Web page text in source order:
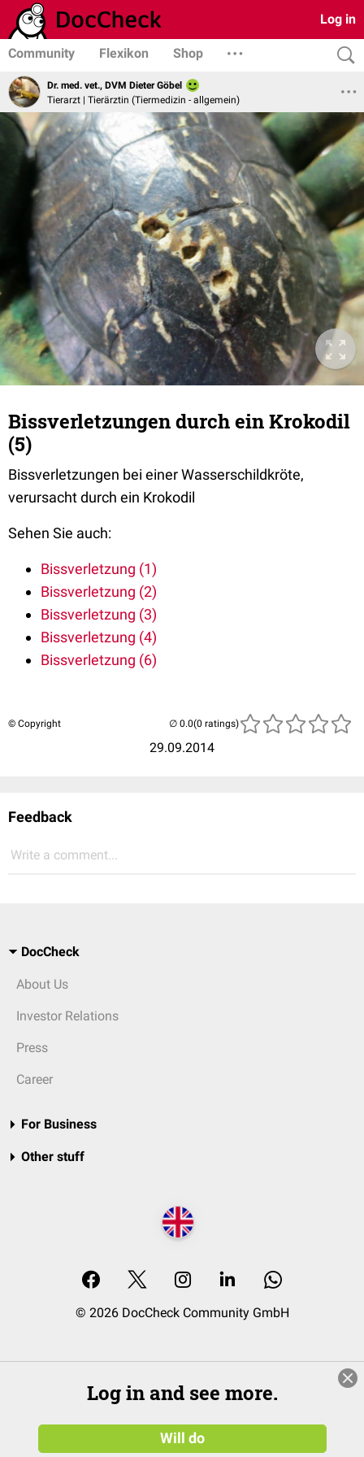
Log in
Community Flexikon Shop
Dr. med. vet., DVM Dieter Göbel
Tierarzt | Tierärztin (Tiermedizin - allgemein)
Bissverletzungen durch ein Krokodil
(5)
Bissverletzungen bei einer Wasserschildkröte,
verursacht durch ein Krokodil
Sehen Sie auch:
Bissverletzung (1)
Bissverletzung (2)
Bissverletzung (3)
Bissverletzung (4)
Bissverletzung (6)
© Copyright
29.09.2014
(0 ratings)
Feedback
Write a comment...
DocCheck
About Us
Investor Relations
Press
Career
For Business
Other stuff
© 2026 DocCheck Community GmbH
Log in and see more.
Will do